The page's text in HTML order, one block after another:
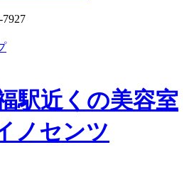
駅近くの美容室
ノセンツ